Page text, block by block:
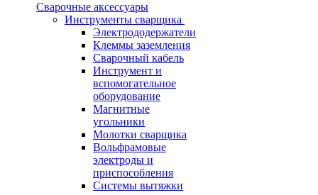
Сварочные аксессуары
Инструменты сварщика
Электрододержатели
Клеммы заземления
Сварочный кабель
Инструмент и
вспомогательное
оборудование
Магнитные
угольники
Молотки сварщика
Вольфрамовые
электроды и
приспособления
Системы вытяжки